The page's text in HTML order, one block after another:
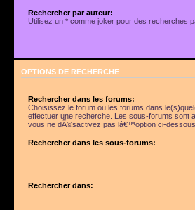
Rechercher par auteur:
Utilisez un * comme joker pour des recherches
OPTIONS DE RECHERCHE
Rechercher dans les forums:
Choisissez le forum ou les forums dans
effectuer une recherche. Les sous-forums sont
vous ne dÃ©sactivez pas lâ€™option ci-
Rechercher dans les sous-forums:
Rechercher dans: